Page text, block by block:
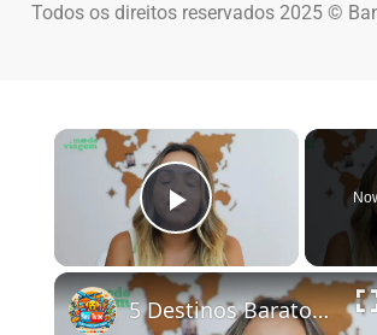
Todos os direitos reservados 2025 ©
×
Play Video
5 Destinos Baratos no Brasil Para Conhecer e Amar! 🇧🇷✨